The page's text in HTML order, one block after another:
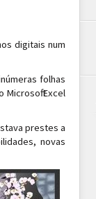
digitais num
folhas
Excel
prestes a
novas